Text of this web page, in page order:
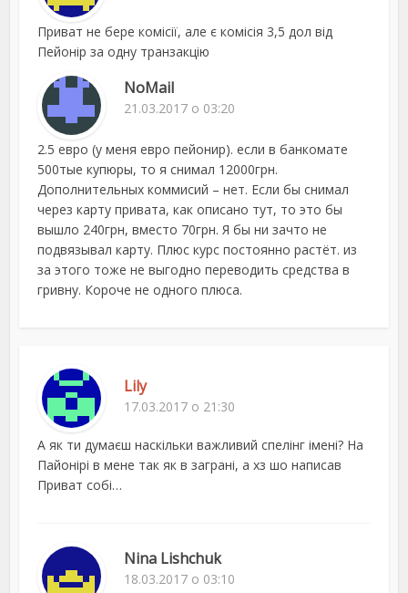
Приват не бере комісії, але є комісія 3,5 дол від
Пейонір за одну транзакцію
NoMail
21.03.2017 о 03:20
2.5 евро (у меня евро пейонир). если в банкомате
500тые купюры, то я снимал 12000грн.
Дополнительных коммисий – нет. Если бы снимал
через карту привата, как описано тут, то это бы
вышло 240грн, вместо 70грн. Я бы ни зачто не
подвязывал карту. Плюс курс постоянно растёт. из
за этого тоже не выгодно переводить средства в
гривну. Короче не одного плюса.
Lily
17.03.2017 о 21:30
А як ти думаєш наскільки важливий спелінг імені? На
Пайонірі в мене так як в заграні, а хз шо написав
Приват собі…
Nina Lishchuk
18.03.2017 о 03:10